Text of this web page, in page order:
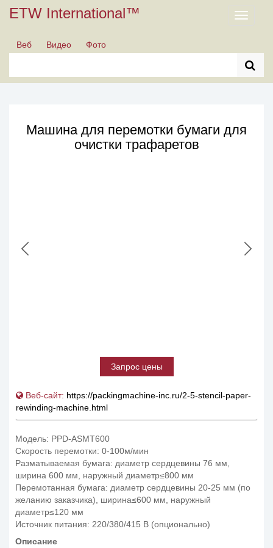
ETW International™
Toggle
Веб
Видео Фото
Машина для перемотки бумаги для
очистки трафаретов
Запрос цены
Веб-сайт: https://packingmachine-inc.ru/2-5-stencil-paper-
rewinding-machine.html
Модель: PPD-ASMT600
Скорость перемотки: 0-100м/мин
Разматываемая бумага: диаметр сердцевины 76 мм,
ширина 600 мм, наружный диаметр≤800 мм
Перемотанная бумага: диаметр сердцевины 20-25 мм (по
желанию заказчика), ширина≤600 мм, наружный
диаметр≤120 мм
Источник питания: 220/380/415 В (опционально)
Описание